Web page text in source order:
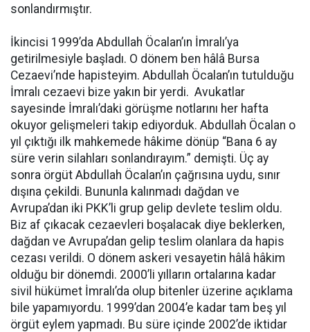
sonlandırmıştır.
İkincisi 1999’da Abdullah Öcalan’ın İmralı’ya
getirilmesiyle başladı. O dönem ben hâlâ Bursa
Cezaevi’nde hapisteyim. Abdullah Öcalan’ın tutulduğu
İmralı cezaevi bize yakın bir yerdi. Avukatlar
sayesinde İmralı’daki görüşme notlarını her hafta
okuyor gelişmeleri takip ediyorduk. Abdullah Öcalan o
yıl çıktığı ilk mahkemede hâkime dönüp “Bana 6 ay
süre verin silahları sonlandırayım.” demişti. Üç ay
sonra örgüt Abdullah Öcalan’ın çağrısına uydu, sınır
dışına çekildi. Bununla kalınmadı dağdan ve
Avrupa’dan iki PKK’li grup gelip devlete teslim oldu.
Biz af çıkacak cezaevleri boşalacak diye beklerken,
dağdan ve Avrupa’dan gelip teslim olanlara da hapis
cezası verildi. O dönem askeri vesayetin hâlâ hâkim
olduğu bir dönemdi. 2000’li yılların ortalarına kadar
sivil hükümet İmralı’da olup bitenler üzerine açıklama
bile yapamıyordu. 1999’dan 2004’e kadar tam beş yıl
örgüt eylem yapmadı. Bu süre içinde 2002’de iktidar